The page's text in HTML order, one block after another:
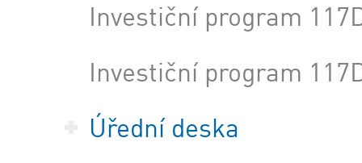
Investiční program
Investiční program
Úřední deska